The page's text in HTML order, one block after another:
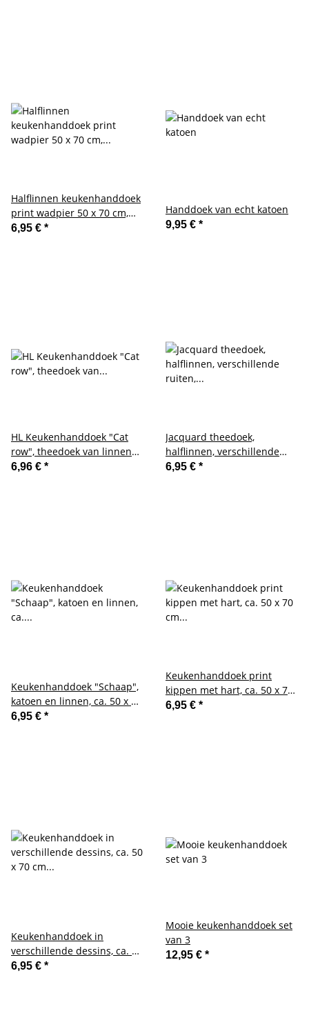
Halflinnen keukenhanddoek
print wadpier 50 x 70 cm,
theedoek in vrolijke kleuren
6,95 € *
Handdoek van echt katoen
9,95 € *
HL Keukenhanddoek "Cat
row", theedoek van linnen
en katoen
6,96 € *
Jacquard theedoek,
halflinnen, verschillende
ruiten, bruin-grijs-bruin, 50
6,95 € *
Keukenhanddoek "Schaap",
katoen en linnen, ca. 50 x 70
cm
6,95 € *
Keukenhanddoek print
kippen met hart, ca. 50 x 70
cm gemaakt van halflinnen
6,95 € *
Keukenhanddoek in
verschillende dessins, ca. 50
x 70 cm gemaakt van katoen
6,95 € *
Mooie keukenhanddoek set
van 3
12,95 € *